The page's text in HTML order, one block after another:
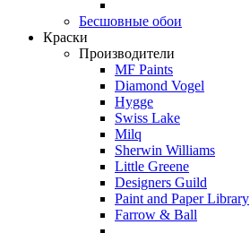
Бесшовные обои
Краски
Производители
MF Paints
Diamond Vogel
Hygge
Swiss Lake
Milq
Sherwin Williams
Little Greene
Designers Guild
Paint and Paper Library
Farrow & Ball